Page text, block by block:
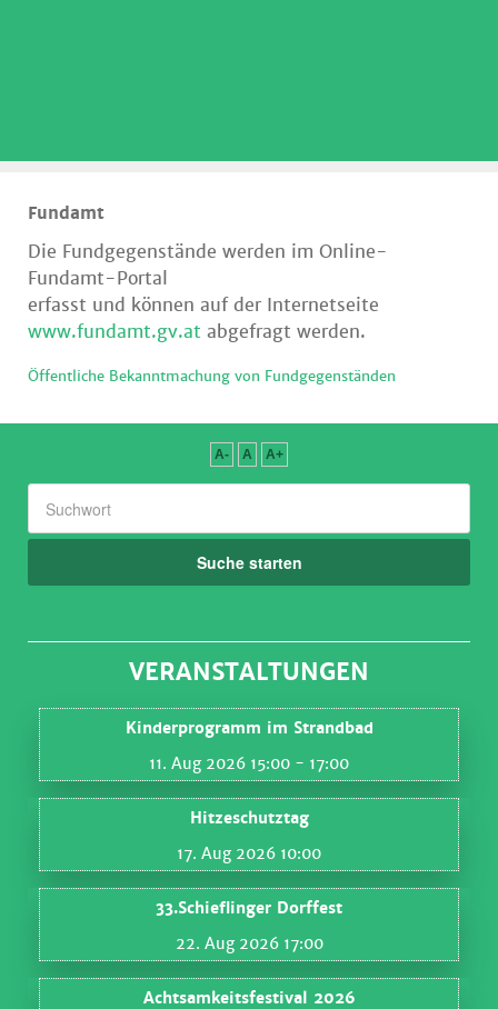
Fundamt
Die Fundgegenstände werden im Online-
Fundamt-Portal
erfasst und können auf der Internetseite
www.fundamt.gv.at abgefragt werden.
Öffentliche Bekanntmachung von Fundgegenständen
A- A A+
Suche starten
VERANSTALTUNGEN
Kinderprogramm im Strandbad
11. Aug 2026 15:00 - 17:00
Hitzeschutztag
17. Aug 2026 10:00
33.Schieflinger Dorffest
22. Aug 2026 17:00
Achtsamkeitsfestival 2026